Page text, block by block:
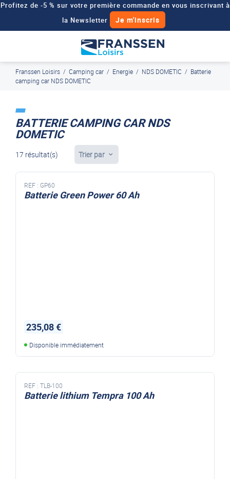
Profitez de -5 % sur votre première commande en vous inscrivant à
la Newsletter
Je m'inscris
Demander un devis
Paiement en ligne sécurisé, en 4x par Paypal J'en profite
Franssen Loisirs / Camping car / Energie / NDS DOMETIC / Batterie
camping car NDS DOMETIC
BATTERIE CAMPING CAR NDS
DOMETIC
17 résultat(s) Trier par
REF : GP60
Batterie Green Power 60 Ah
235,08 €
Disponible immédiatement
REF : TLB-100
Batterie lithium Tempra 100 Ah